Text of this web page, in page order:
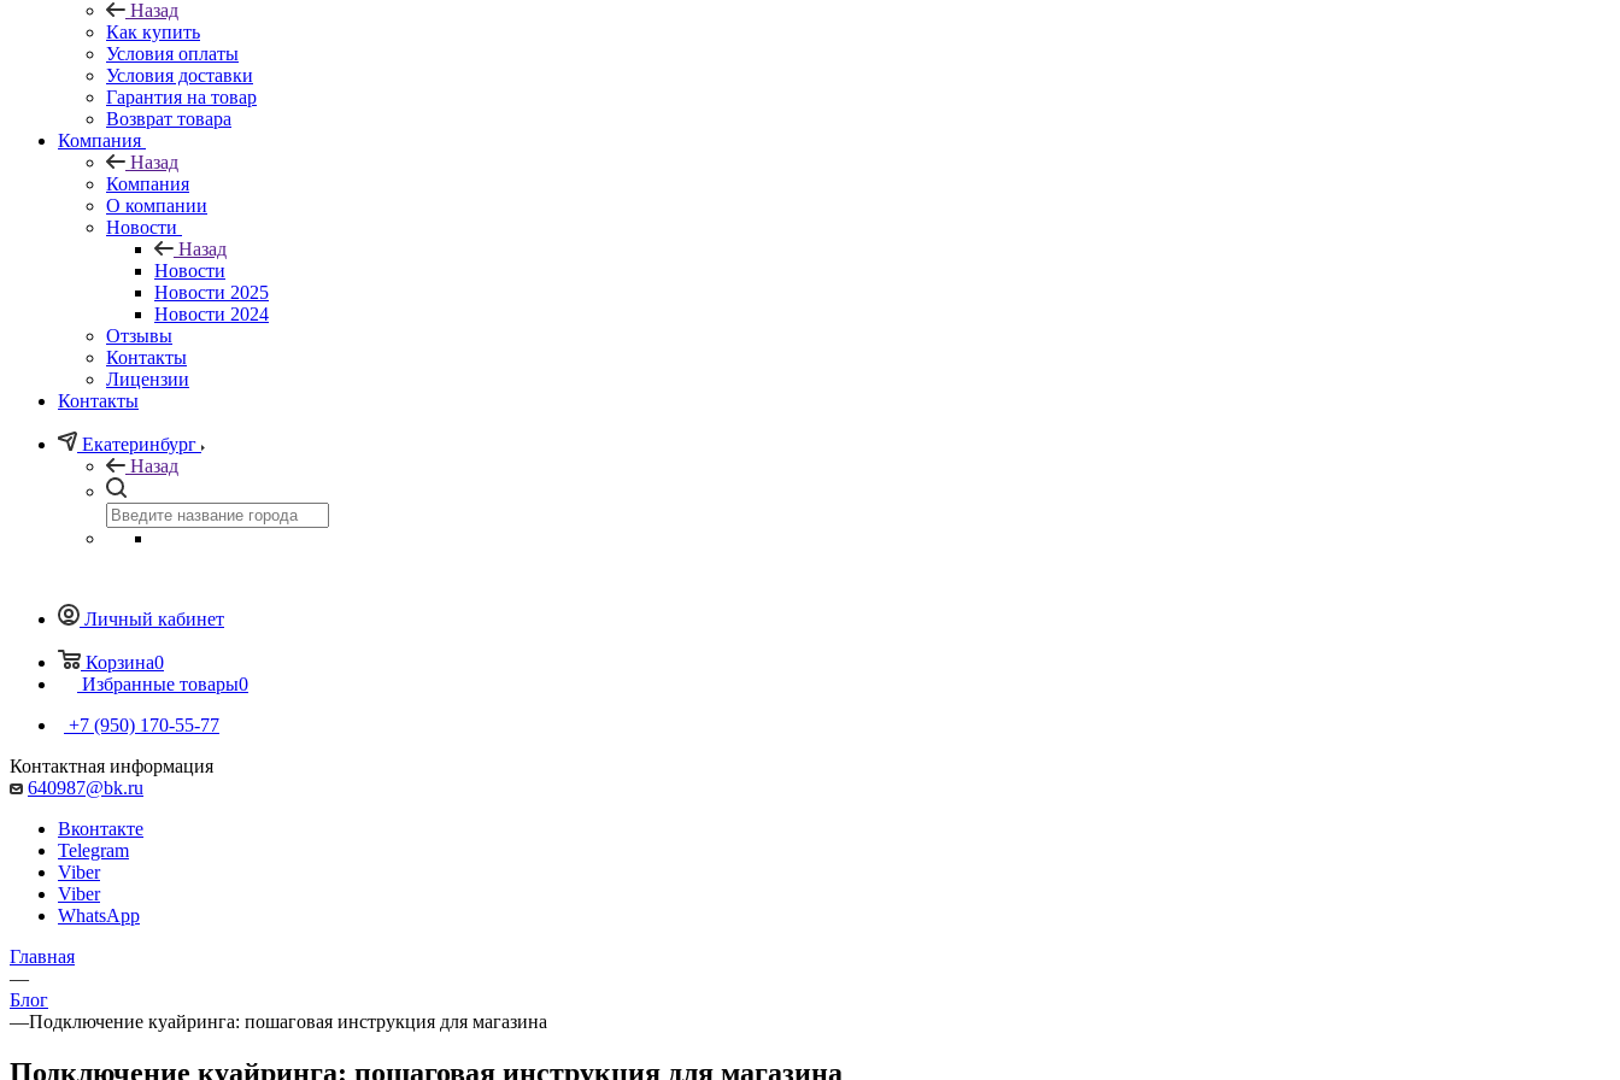
Назад
Как купить
Условия оплаты
Условия доставки
Гарантия на товар
Возврат товара
Компания
Назад
Компания
О компании
Новости
Назад
Новости
Новости 2025
Новости 2024
Отзывы
Контакты
Лицензии
Контакты
Екатеринбург
Назад
Личный кабинет
Корзина0
Избранные товары0
+7 (950) 170-55-77
Контактная информация
640987@bk.ru
Вконтакте
Telegram
Viber
Viber
WhatsApp
Главная
—
Блог
—Подключение куайринга: пошаговая инструкция для магазина
Подключение куайринга: пошаговая инструкция для магазина